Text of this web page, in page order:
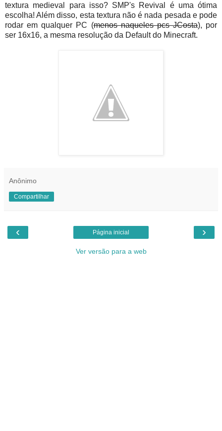
textura medieval para isso? SMP's Revival é uma ótima
escolha! Além disso, esta textura não é nada pesada e pode
rodar em qualquer PC (menos naqueles pcs JCosta), por
ser 16x16, a mesma resolução da Default do Minecraft.
Anônimo
Compartilhar
‹ ›
Página inicial
Ver versão para a web